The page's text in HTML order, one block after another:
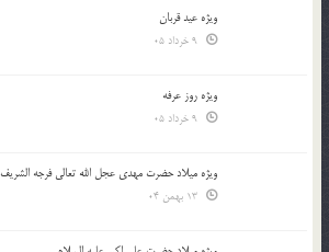
ویژه عید قربان
ویژه روز عرفه
ویژه میلاد حضرت مهدی عجل الله تعالی فرجه الشريف